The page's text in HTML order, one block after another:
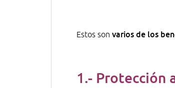
Estos son varios de los
1.- Protección